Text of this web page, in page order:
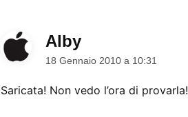
Albydice:
18 Gennaio 2010 a 10:31
Saricata! Non vedo l’ora di provarla!